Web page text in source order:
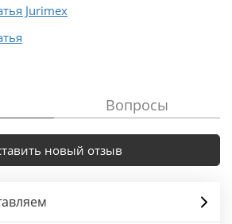
Jurimex
Вопросы
новый отзыв